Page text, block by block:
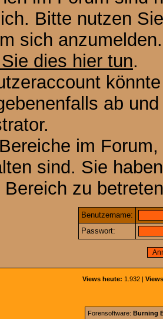
Bitte nutzen
sich
dies hier tun.
ab
im
sind. Sie
Bereich zu
Benutzername:
Passwort:
Views heute: 1.932 |
Forensoftware: Burning